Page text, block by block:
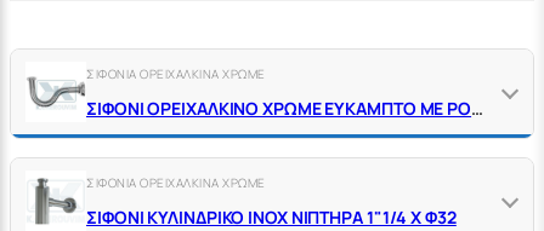
ΣΙΦΟΝΙΑ ΟΡΕΙΧΑΛΚΙΝΑ ΧΡΩΜΕ
ΣΙΦΟΝΙ ΟΡΕΙΧΑΛΚΙΝΟ ΧΡΩΜΕ ΕΥΚΑΜΠΤΟ ΜΕ ΡΟΖΕΤΑ
ΣΙΦΟΝΙΑ ΟΡΕΙΧΑΛΚΙΝΑ ΧΡΩΜΕ
ΣΙΦΟΝΙ ΚΥΛΙΝΔΡΙΚΟ ΙΝΟΧ ΝΙΠΤΗΡΑ 1"1/4 Χ Φ32